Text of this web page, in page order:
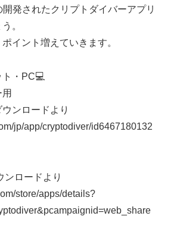
発されたクリプトダイバーアプリ
。
イント増えていきます。
・PC💻
ンロードより
jp/app/cryptodiver/id6467180132
ンロードより
store/apps/details?